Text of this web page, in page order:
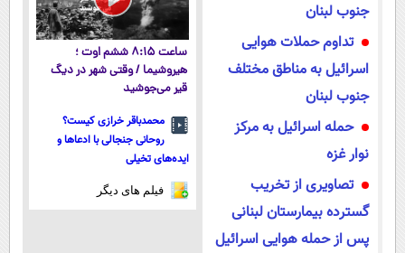
جنوب لبنان
تداوم حملات هوایی
اسرائیل به مناطق مختلف
جنوب لبنان
حمله اسرائیل به مرکز
نوار غزه
تصاویری از تخریب
گسترده بیمارستان لبنانی
پس از حمله هوایی اسرائیل
ساعت ۸:۱۵ ششم اوت ؛
هیروشیما / وقتی شهر در دیگ
قیر می‌جوشید
محمدباقر خرازی کیست؟
روحانی جنجالی با ادعاها و
ایده‌های تخیلی
فیلم های دیگر